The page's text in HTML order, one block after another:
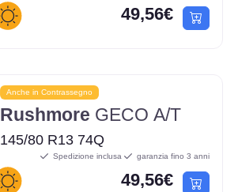
49,56€
Anche in Contrassegno
Rushmore GECO A/T
145/80 R13 74Q
Spedizione inclusa garanzia fino 3 anni
49,56€